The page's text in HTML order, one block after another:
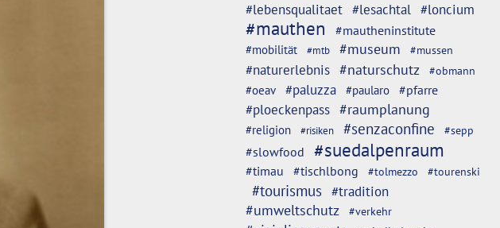
#lebensqualitaet #lesachtal #loncium
#mauthen #mautheninstitute
#mobilität #mtb #museum #mussen
#naturerlebnis #naturschutz #obmann
#oeav #paluzza #paularo #pfarre
#ploeckenpass #raumplanung
#religion #risiken #senzaconfine #sepp
#slowfood #suedalpenraum
#timau #tischlbong #tolmezzo #tourenski
#tourismus #tradition
#umweltschutz
#verkehr